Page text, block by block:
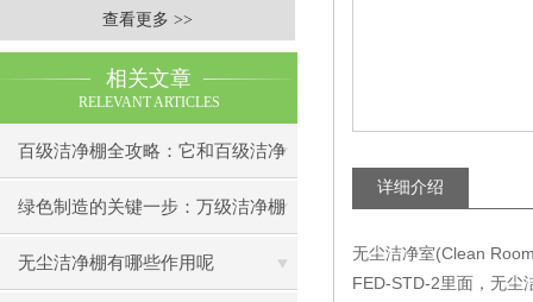
查看更多 >>
相关文章
RELEVANT ARTICLES
百级洁净棚全攻略：它和百级洁净
室到底有什么区别？
绿色制造的关键一步：万级洁净棚
助力环保型半导体产业发展
无尘洁净棚有哪些作用呢
详细介绍
无尘洁净室(Clean
FED-STD-2里面，无尘